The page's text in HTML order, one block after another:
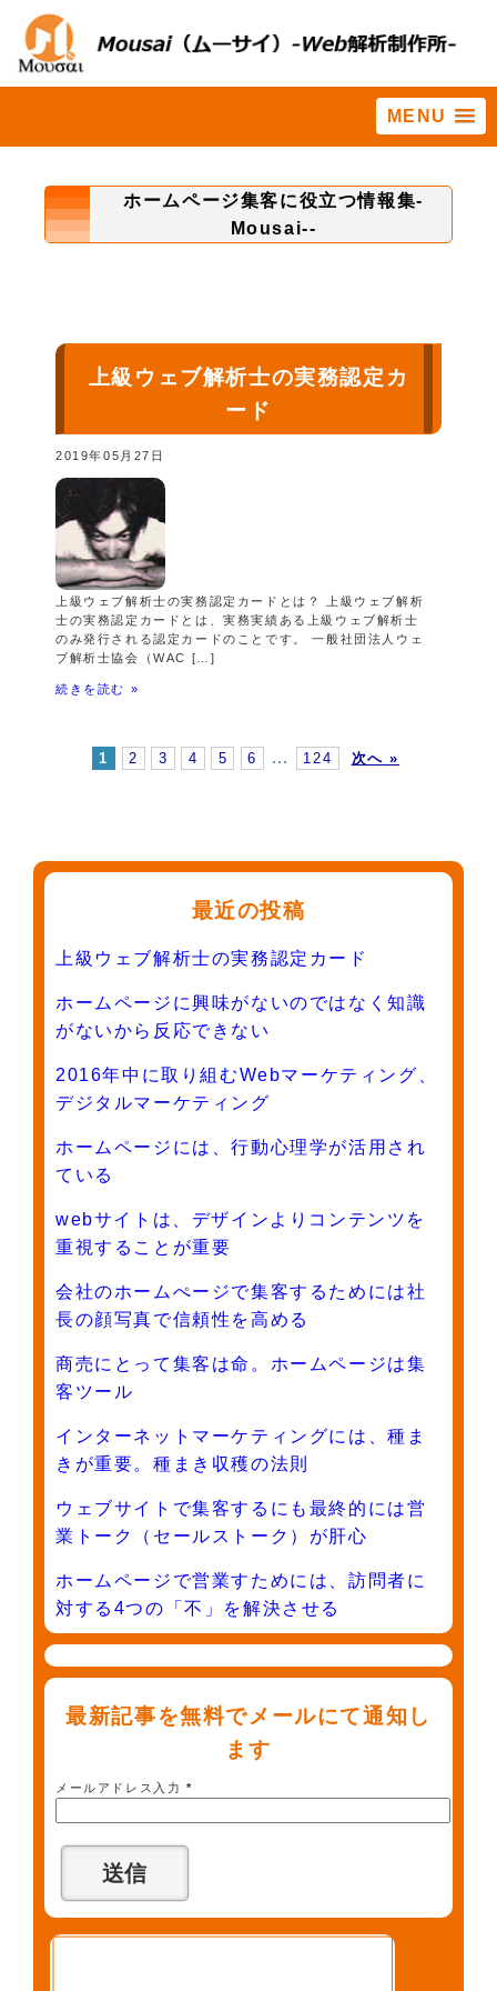
MENU
ホームページ集客に役立つ情報集-
Mousai--
上級ウェブ解析士の実務認定カ
ード
2019年05月27日
上級ウェブ解析士の実務認定カードとは？ 上級ウェブ解析
士の実務認定カードとは、実務実績ある上級ウェブ解析士
のみ発行される認定カードのことです。 一般社団法人ウェ
ブ解析士協会（WAC […]
続きを読む »
1 2 3 4 5 6 … 124 次へ »
最近の投稿
上級ウェブ解析士の実務認定カード
ホームページに興味がないのではなく知識
がないから反応できない
2016年中に取り組むWebマーケティング、
デジタルマーケティング
ホームページには、行動心理学が活用され
ている
webサイトは、デザインよりコンテンツを
重視することが重要
会社のホームぺージで集客するためには社
長の顔写真で信頼性を高める
商売にとって集客は命。ホームページは集
客ツール
インターネットマーケティングには、種ま
きが重要。種まき収穫の法則
ウェブサイトで集客するにも最終的には営
業トーク（セールストーク）が肝心
ホームページで営業すためには、訪問者に
対する4つの「不」を解決させる
最新記事を無料でメールにて通知し
ます
メールアドレス入力 *